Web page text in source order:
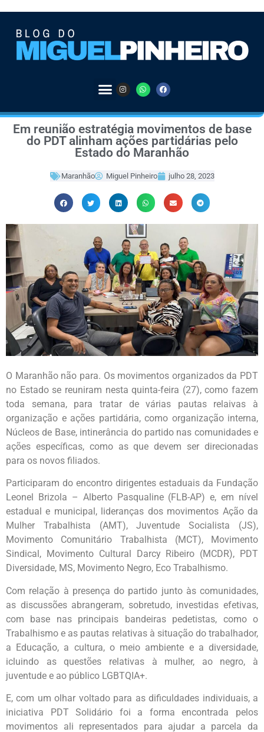
Em reunião estratégia movimentos de base
do PDT alinham ações partidárias pelo
Estado do Maranhão
Maranhão Miguel Pinheiro julho 28, 2023
O Maranhão não para. Os movimentos organizados da PDT
no Estado se reuniram nesta quinta-feira (27), como fazem
toda semana, para tratar de várias pautas relaivas à
organização e ações partidária, como organização interna,
Núcleos de Base, intinerância do partido nas comunidades e
ações específicas, como as que devem ser direcionadas
para os novos filiados.
Participaram do encontro dirigentes estaduais da Fundação
Leonel Brizola – Alberto Pasqualine (FLB-AP) e, em nível
estadual e municipal, lideranças dos movimentos Ação da
Mulher Trabalhista (AMT), Juventude Socialista (JS),
Movimento Comunitário Trabalhista (MCT), Movimento
Sindical, Movimento Cultural Darcy Ribeiro (MCDR), PDT
Diversidade, MS, Movimento Negro, Eco Trabalhismo.
Com relação à presença do partido junto às comunidades,
as discussões abrangeram, sobretudo, investidas efetivas,
com base nas principais bandeiras pedetistas, como o
Trabalhismo e as pautas relativas à situação do trabalhador,
a Educação, a cultura, o meio ambiente e a diversidade,
icluindo as questões relativas à mulher, ao negro, à
juventude e ao público LGBTQIA+.
E, com um olhar voltado para as dificuldades individuais, a
iniciativa PDT Solidário foi a forma encontrada pelos
movimentos ali representados para ajudar a parcela da